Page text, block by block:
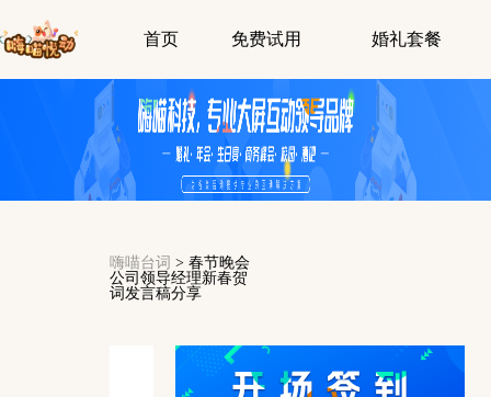
首页 免费试用 婚礼套餐
嗨喵台词 > 春节晚会
公司领导经理新春贺
词发言稿分享